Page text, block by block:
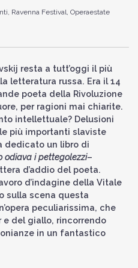
Ravenna Festival, Operaestate
resta a tutt’oggi il più
letteratura russa. Era il 14
poeta della Rivoluzione
per ragioni mai chiarite.
intellettuale? Delusioni
più importanti slaviste
dedicato un libro di
odiava i pettegolezzi–
d’addio del poeta.
d’indagine della Vitale
sulla scena questa
peculiarissima, che
del giallo, rincorrendo
in un fantastico